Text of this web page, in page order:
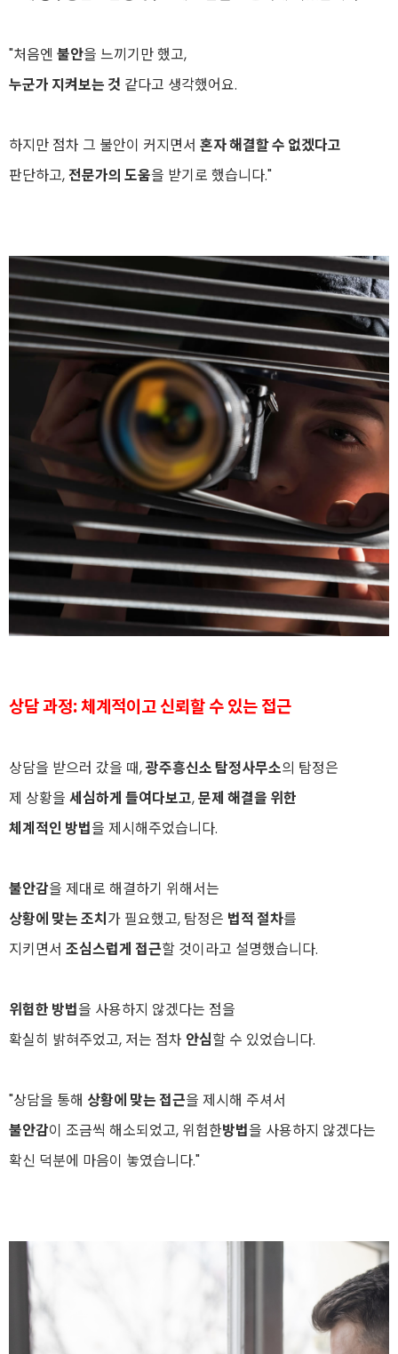
"처음엔 불안을 느끼기만 했고,
누군가 지켜보는 것 같다고 생각했어요.
하지만 점차 그 불안이 커지면서 혼자 해결할 수 없겠다고
판단하고, 전문가의 도움을 받기로 했습니다."
상담 과정: 체계적이고 신뢰할 수 있는 접근
상담을 받으러 갔을 때,광주흥신소 탐정사무소의 탐정은
제 상황을 세심하게 들여다보고,문제 해결을 위한
체계적인 방법을 제시해주었습니다.
불안감을 제대로 해결하기 위해서는
상황에 맞는 조치가 필요했고, 탐정은 법적 절차를
지키면서 조심스럽게 접근할 것이라고 설명했습니다.
위험한 방법을 사용하지 않겠다는 점을
확실히 밝혀주었고, 저는 점차 안심할 수 있었습니다.
"상담을 통해 상황에 맞는 접근을 제시해 주셔서
불안감이 조금씩 해소되었고, 위험한방법을 사용하지 않겠다는
확신 덕분에 마음이 놓였습니다."